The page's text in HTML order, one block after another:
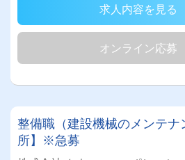
求人内容を見る
オンライン応募
整備職（建設機械のメンテナ
所】※急募